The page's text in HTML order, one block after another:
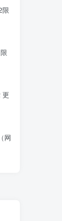
限
更
网